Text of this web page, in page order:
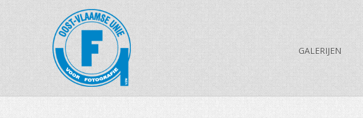
GALERIJEN